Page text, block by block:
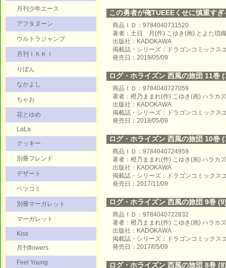
月刊少年エース
アフタヌーン
ウルトラジャンプ
月刊ＩＫＫＩ
りぼん
なかよし
ちゃお
花とゆめ
LaLa
クッキー
別冊フレンド
デザート
ベツコミ
別冊マーガレット
マーガレット
Kiss
月刊flowers
Feel Young
この勇者が俺TUEEEくせに慎重す
商品ＩＤ：9784040731520
著者：土日 月(作) こゆき(画) とよた瑣
出版社：KADOKAWA
掲載誌・シリーズ：ドラゴンコミックス
発売日：2019/05/09
ログ・ホライズン 西風の旅団 11巻
商品ＩＤ：9784040727059
著者：橙乃ままれ(作) こゆき(画) ハラカ
出版社：KADOKAWA
掲載誌・シリーズ：ドラゴンコミックス
発売日：2018/05/09
ログ・ホライズン 西風の旅団 10巻
商品ＩＤ：9784040724959
著者：橙乃ままれ(作) こゆき(画) ハラカ
出版社：KADOKAWA
掲載誌・シリーズ：ドラゴンコミックス
発売日：2017/11/09
ログ・ホライズン 西風の旅団 9巻
商品ＩＤ：9784040722832
著者：橙乃ままれ(作) こゆき(画) ハラカ
出版社：KADOKAWA
掲載誌・シリーズ：ドラゴンコミックス
発売日：2017/05/09
ログ・ホライズン 西風の旅団 8巻